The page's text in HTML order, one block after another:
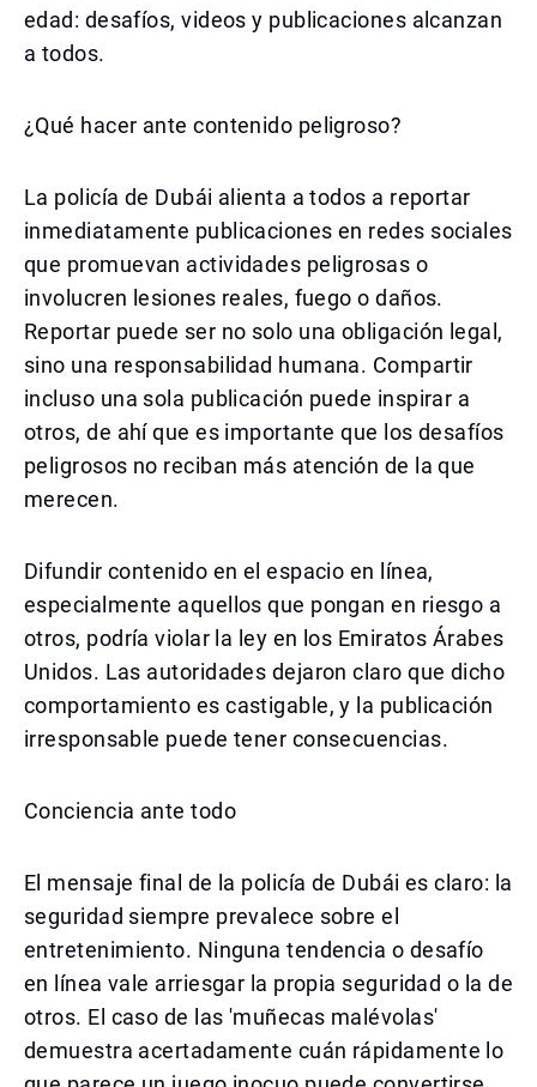
edad: desafíos, videos y publicaciones alcanzan
a todos.
¿Qué hacer ante contenido peligroso?
La policía de Dubái alienta a todos a reportar
inmediatamente publicaciones en redes sociales
que promuevan actividades peligrosas o
involucren lesiones reales, fuego o daños.
Reportar puede ser no solo una obligación legal,
sino una responsabilidad humana. Compartir
incluso una sola publicación puede inspirar a
otros, de ahí que es importante que los desafíos
peligrosos no reciban más atención de la que
merecen.
Difundir contenido en el espacio en línea,
especialmente aquellos que pongan en riesgo a
otros, podría violar la ley en los Emiratos Árabes
Unidos. Las autoridades dejaron claro que dicho
comportamiento es castigable, y la publicación
irresponsable puede tener consecuencias.
Conciencia ante todo
El mensaje final de la policía de Dubái es claro: la
seguridad siempre prevalece sobre el
entretenimiento. Ninguna tendencia o desafío
en línea vale arriesgar la propia seguridad o la de
otros. El caso de las 'muñecas malévolas'
demuestra acertadamente cuán rápidamente lo